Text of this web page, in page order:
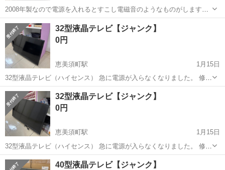
2008年製なので電源を入れるとすこし電磁音のようなものがします。
映像が流れている間は気になりません。 お早い方に譲ります。
大阪 大阪市 恵美須町駅 テレビ
32型液晶テレビ【ジャンク】
0円
恵美須町駅
1月15日
32型液晶テレビ（ハイセンス） 急に電源が入らなくなりました。 修理
出来る方、部品取りに使う方、引き取りをお願い致します。
大阪 大阪市 恵美須町駅 テレビ ジャンク
32型液晶テレビ【ジャンク】
0円
恵美須町駅
1月15日
32型液晶テレビ（ハイセンス） 急に電源が入らなくなりました。 修理
出来る方、部品取りに使う方、引き取りをお願い致します。
大阪 大阪市 恵美須町駅 テレビ ジャンク
40型液晶テレビ【ジャンク】